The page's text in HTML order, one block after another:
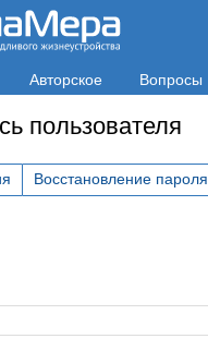
Авторское Вопросы
пользователя
Восстановление пароля
Яндекс